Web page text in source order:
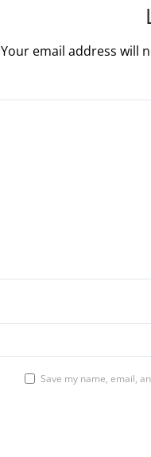
Your email address will
Save my name, email,